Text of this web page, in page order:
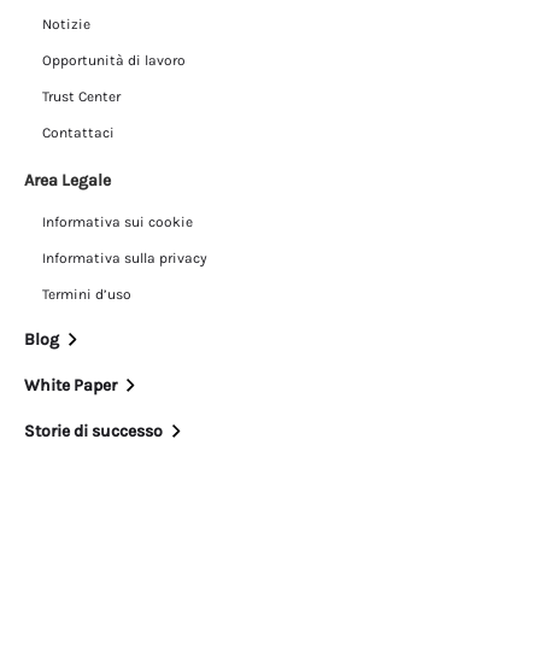
Notizie
Opportunità di lavoro
Trust Center
Contattaci
Area Legale
Informativa sui cookie
Informativa sulla privacy
Termini d’uso
Blog
White Paper
Storie di successo